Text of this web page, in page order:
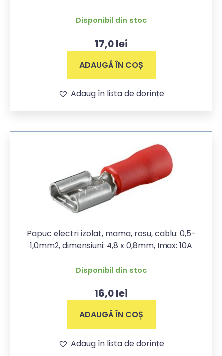
Disponibil din stoc
17,0lei
ADAUGĂ ÎN COȘ
Adaug în lista de dorințe
Papuc electri izolat, mama, rosu, cablu: 0,5-
1,0mm2, dimensiuni: 4,8 x 0,8mm, Imax: 10A
Disponibil din stoc
16,0lei
ADAUGĂ ÎN COȘ
Adaug în lista de dorințe